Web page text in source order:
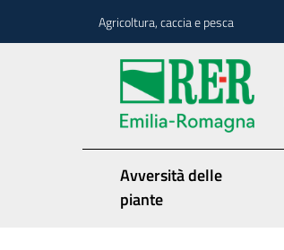
Agricoltura, caccia e pesca
Avversità delle
piante